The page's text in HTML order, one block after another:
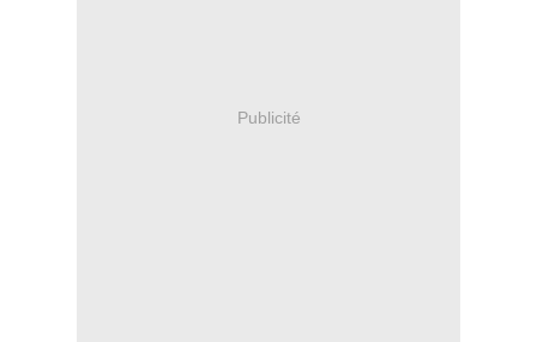
Publicité